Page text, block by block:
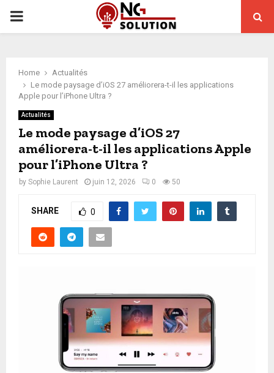
PRIMARY
Home
Actualités
Le mode paysage d’iOS 27 améliorera-t-il les applications
Apple pour l’iPhone Ultra ?
Actualités
Le mode paysage d’iOS 27
améliorera-t-il les applications Apple
pour l’iPhone Ultra ?
by Sophie Laurent juin 12, 2026 0 50
SHARE 0